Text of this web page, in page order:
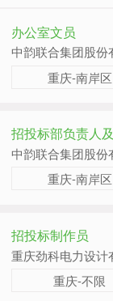
办公室文员
中韵联合集团股份
重庆-南岸区
招投标部负责人
中韵联合集团股份
重庆-南岸区
招投标制作员
重庆劲科电力设计
重庆-不限